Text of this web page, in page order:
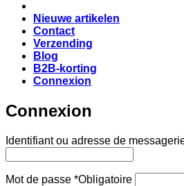
Nieuwe artikelen
Contact
Verzending
Blog
B2B-korting
Connexion
Connexion
Identifiant ou adresse de
Mot de passe *Obligatoire